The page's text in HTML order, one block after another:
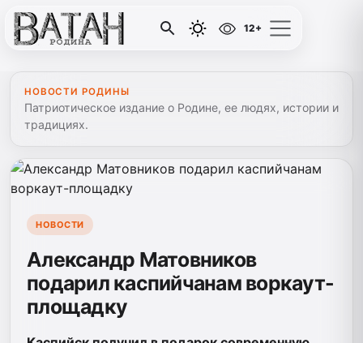
12+
НОВОСТИ РОДИНЫ
Патриотическое издание о Родине, ее людях, истории и
традициях.
НОВОСТИ
Александр Матовников
подарил каспийчанам воркаут-
площадку